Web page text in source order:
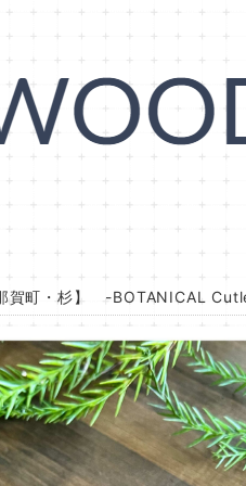
賀町・杉】 -BOTANICAL